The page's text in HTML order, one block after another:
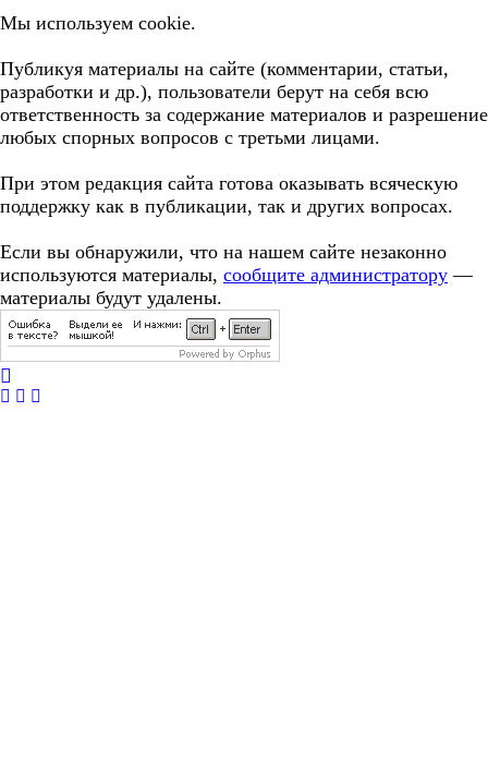
Мы используем cookie.
Публикуя материалы на сайте (комментарии, статьи,
разработки и др.), пользователи берут на себя всю
ответственность за содержание материалов и разрешение
любых спорных вопросов с третьми лицами.
При этом редакция сайта готова оказывать всяческую
поддержку как в публикации, так и других вопросах.
Если вы обнаружили, что на нашем сайте незаконно
используются материалы, сообщите администратору —
материалы будут удалены.